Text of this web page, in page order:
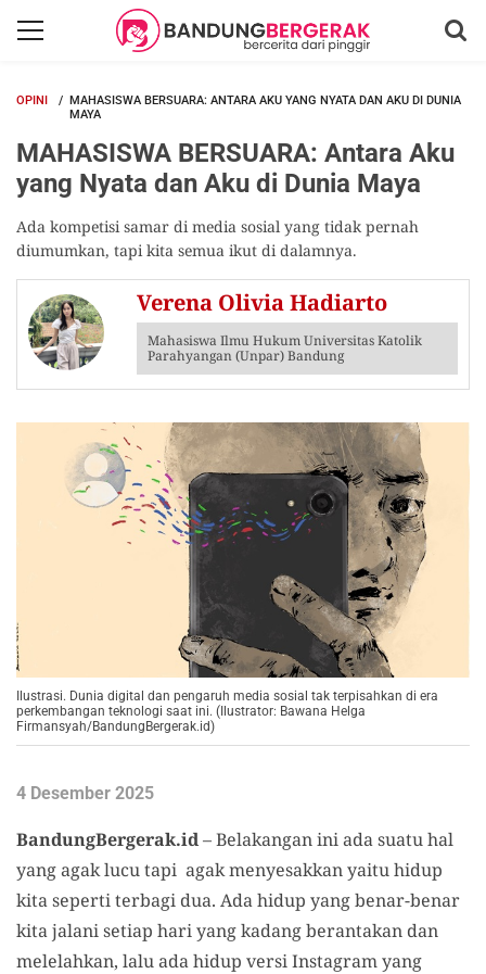
OPINI
MAHASISWA BERSUARA: ANTARA AKU YANG NYATA DAN AKU DI DUNIA
MAYA
MAHASISWA BERSUARA: Antara Aku
yang Nyata dan Aku di Dunia Maya
Ada kompetisi samar di media sosial yang tidak pernah
diumumkan, tapi kita semua ikut di dalamnya.
Verena Olivia Hadiarto
Mahasiswa Ilmu Hukum Universitas Katolik
Parahyangan (Unpar) Bandung
Ilustrasi. Dunia digital dan pengaruh media sosial tak terpisahkan di era
perkembangan teknologi saat ini. (Ilustrator: Bawana Helga
Firmansyah/BandungBergerak.id)
4 Desember 2025
BandungBergerak.id– Belakangan ini ada suatu hal
yang agak lucu tapi agak menyesakkan yaitu hidup
kita seperti terbagi dua. Ada hidup yang benar-benar
kita jalani setiap hari yang kadang berantakan dan
melelahkan, lalu ada hidup versi Instagram yang